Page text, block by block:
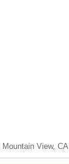
Mountain View, CA